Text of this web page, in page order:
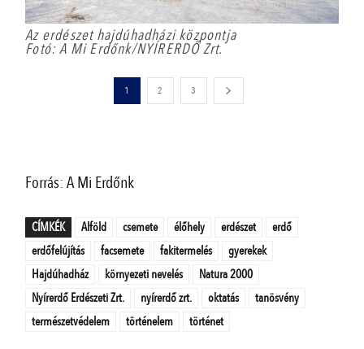
Az erdészet hajdúhadházi központja
Fotó: A Mi Erdőnk/NYÍRERDŐ Zrt.
1 2 3
Forrás: A Mi Erdőnk
CÍMKÉK Alföld csemete élőhely erdészet
erdő
erdőfelújítás
facsemete fakitermelés
gyerekek
Hajdúhadház
környezeti nevelés
Natura 2000
Nyírerdő Erdészeti Zrt.
nyírerdő zrt. oktatás
tanösvény
természetvédelem
történelem történet